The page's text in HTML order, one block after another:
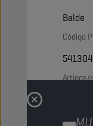
Balde
Código
Artigos/
Status